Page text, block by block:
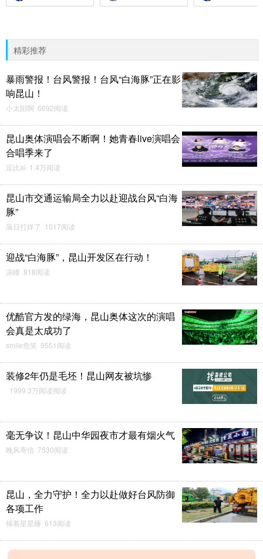
精彩推荐
暴雨警报！台风警报！台风“白海豚”正在影
响昆山！
小太阳啊 6692阅读
昆山奥体演唱会不断啊！她青春live演唱会
合唱季来了
逗比ai 1.4万阅读
昆山市交通运输局全力以赴迎战台风“白海
豚”
落日打烊了 1017阅读
迎战“白海豚”，昆山开发区在行动！
凉瞳 818阅读
优酷官方发的绿海，昆山奥体这次的演唱
会真是太成功了
smile危笑 9551阅读
装修2年仍是毛坯！昆山网友被坑惨
1999.3万阅读阅读
毫无争议！昆山中华园夜市才最有烟火气
晚风寄信 7530阅读
昆山，全力守护！全力以赴做好台风防御
各项工作
揣着星星睡 613阅读